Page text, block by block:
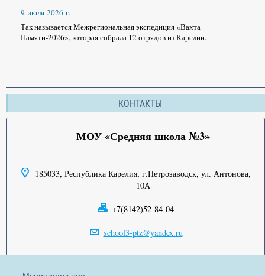
9 июля 2026 г.
Так называется Межрегиональная экспедиция «Вахта
Памяти-2026», которая собрала 12 отрядов из Карелии.
КОНТАКТЫ
МОУ «Средняя школа №3»
185033, Республика Карелия, г.Петрозаводск, ул. Антонова,
10А
+7(8142)52-84-04
school3-ptz@yandex.ru